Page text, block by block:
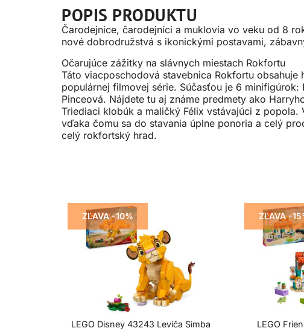
POPIS PRODUKTU
Čarodejnice, čarodejníci a muklovia vo veku od 8
nové dobrodružstvá s ikonickými postavami,
Očarujúce zážitky na slávnych miestach Rokfortu
Táto viacposchodová stavebnica Rokfortu
populárnej filmovej série. Súčasťou je 6 minifigúrok:
Pinceová. Nájdete tu aj známe predmety ako
Triediaci klobúk a maličký Félix vstávajúci z
vďaka čomu sa do stavania úplne ponoria a celý
celý rokfortský hrad.
ZĽAVA -10%
LEGO Disney 43243 Levíča Simba
ZĽAVA -
LEGO